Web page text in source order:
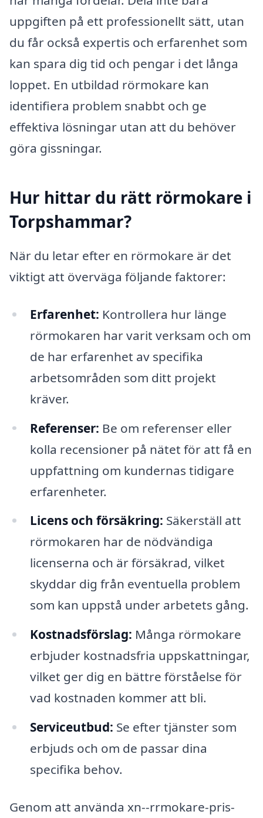
uppgiften på ett professionellt sätt, utan
du får också expertis och erfarenhet som
kan spara dig tid och pengar i det långa
loppet. En utbildad rörmokare kan
identifiera problem snabbt och ge
effektiva lösningar utan att du behöver
göra gissningar.
Hur hittar du rätt rörmokare i
Torpshammar?
När du letar efter en rörmokare är det
viktigt att överväga följande faktorer:
Erfarenhet: Kontrollera hur länge
rörmokaren har varit verksam och om
de har erfarenhet av specifika
arbetsområden som ditt projekt
kräver.
Referenser: Be om referenser eller
kolla recensioner på nätet för att få en
uppfattning om kundernas tidigare
erfarenheter.
Licens och försäkring: Säkerställ att
rörmokaren har de nödvändiga
licenserna och är försäkrad, vilket
skyddar dig från eventuella problem
som kan uppstå under arbetets gång.
Kostnadsförslag: Många rörmokare
erbjuder kostnadsfria uppskattningar,
vilket ger dig en bättre förståelse för
vad kostnaden kommer att bli.
Serviceutbud: Se efter tjänster som
erbjuds och om de passar dina
specifika behov.
Genom att använda xn--rrmokare-pris-